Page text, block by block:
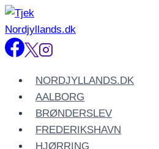
Fortsæt
til
indhold
NORDJYLLANDS.DK
AALBORG
BRØNDERSLEV
FREDERIKSHAVN
HJØRRING